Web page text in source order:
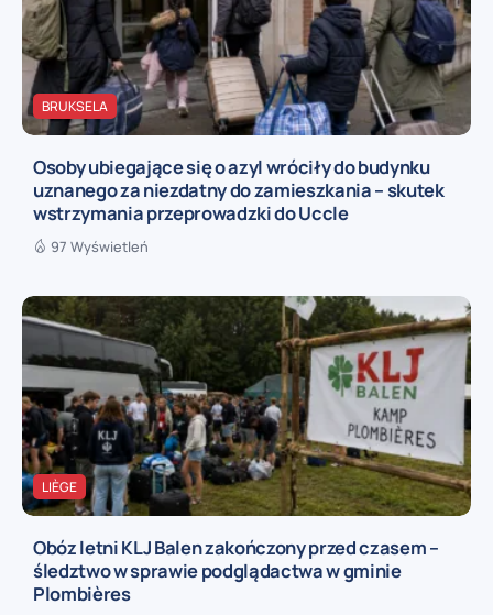
BRUKSELA
Osoby ubiegające się o azyl wróciły do budynku
uznanego za niezdatny do zamieszkania – skutek
wstrzymania przeprowadzki do Uccle
97 Wyświetleń
LIÈGE
Obóz letni KLJ Balen zakończony przed czasem –
śledztwo w sprawie podglądactwa w gminie
Plombières